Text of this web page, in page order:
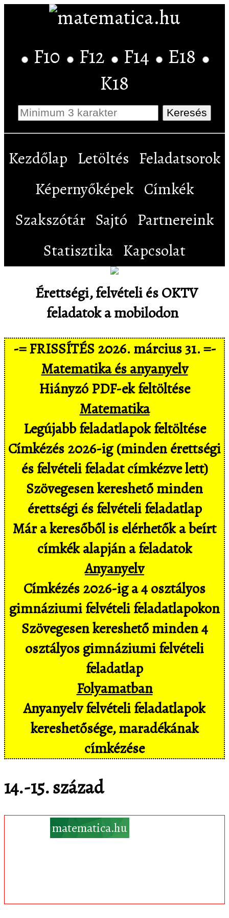
F10 F12 F14
E18
K18
Kezdőlap Letöltés Feladatsorok
Képernyőképek Címkék
Szakszótár Sajtó Partnereink
Statisztika Kapcsolat
Érettségi, felvételi és OKTV
feladatok a mobilodon
-= FRISSÍTÉS 2026. március 31. =-
Matematika és anyanyelv
Hiányzó PDF-ek feltöltése
Matematika
Legújabb feladatlapok feltöltése
Címkézés 2026-ig (minden érettségi
és felvételi feladat címkézve lett)
Szövegesen kereshető minden
érettségi és felvételi feladatlap
Már a keresőből is elérhetők a beírt
címkék alapján a feladatok
Anyanyelv
Címkézés 2026-ig a 4 osztályos
gimnáziumi felvételi feladatlapokon
Szövegesen kereshető minden 4
osztályos gimnáziumi felvételi
feladatlap
Folyamatban
Anyanyelv felvételi feladatlapok
kereshetősége, maradékának
címkézése
14.-15. század
matematica.hu